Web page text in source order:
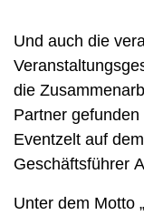
Und auch die
die
Partner
Eventzelt auf
Geschäftsführer
Unter dem Motto